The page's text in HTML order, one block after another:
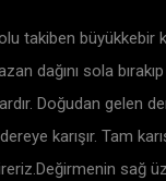
takiben büyükkebir
dağını sola
Doğudan gelen
karışır. Tam
sağ